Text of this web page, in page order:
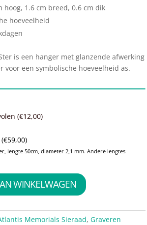
hoog, 1.6 cm breed, 0.6 cm dik
hoeveelheid
is een hanger met glanzende afwerking
voor een symbolische hoeveelheid as.
(€12,00)
€59,00)
lengte 50cm, diameter 2,1 mm. Andere lengtes
WINKELWAGEN
Memorials Sieraad, Graveren